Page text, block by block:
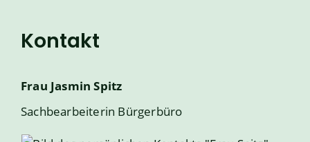
Kontakt
Frau Jasmin Spitz
Sachbearbeiterin Bürgerbüro